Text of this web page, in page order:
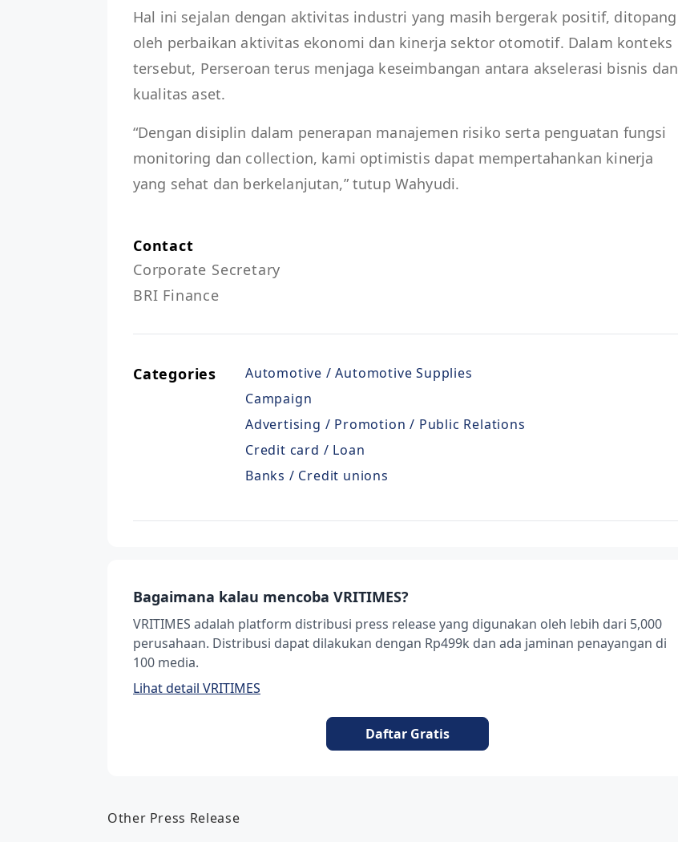
Hal ini sejalan dengan aktivitas industri yang masih bergerak positif, ditopang
oleh perbaikan aktivitas ekonomi dan kinerja sektor otomotif. Dalam konteks
tersebut, Perseroan terus menjaga keseimbangan antara akselerasi bisnis dan
kualitas aset.
“Dengan disiplin dalam penerapan manajemen risiko serta penguatan fungsi
monitoring dan collection, kami optimistis dapat mempertahankan kinerja
yang sehat dan berkelanjutan,” tutup Wahyudi.
Contact
Corporate Secretary
BRI Finance
Categories
Automotive / Automotive Supplies
Campaign
Advertising / Promotion / Public Relations
Credit card / Loan
Banks / Credit unions
Bagaimana kalau mencoba VRITIMES?
VRITIMES adalah platform distribusi press release yang digunakan oleh lebih dari 5,000
perusahaan. Distribusi dapat dilakukan dengan Rp499k dan ada jaminan penayangan di
100 media.
Lihat detail VRITIMES
Daftar Gratis
Other Press Release